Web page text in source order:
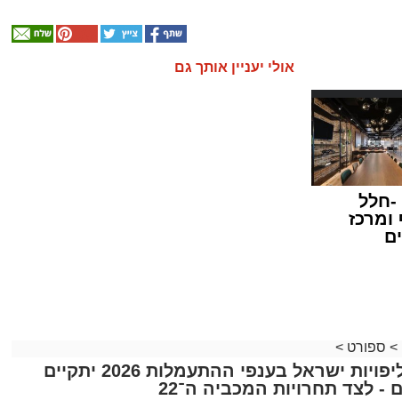
אולי יעניין אותך גם
-חלל
> ספורט >
שבוע אליפויות ישראל בענפי ההתעמלות 2026 יתקיים
- לצד תחרויות המכביה ה־22